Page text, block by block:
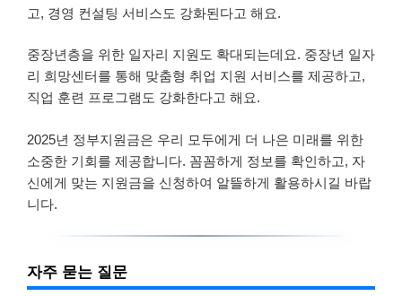
고, 경영 컨설팅 서비스도 강화된다고 해요.
중장년층을 위한 일자리 지원도 확대되는데요. 중장년 일자
리 희망센터를 통해 맞춤형 취업 지원 서비스를 제공하고,
직업 훈련 프로그램도 강화한다고 해요.
2025년 정부지원금은 우리 모두에게 더 나은 미래를 위한
소중한 기회를 제공합니다. 꼼꼼하게 정보를 확인하고, 자
신에게 맞는 지원금을 신청하여 알뜰하게 활용하시길 바랍
니다.
자주 묻는 질문